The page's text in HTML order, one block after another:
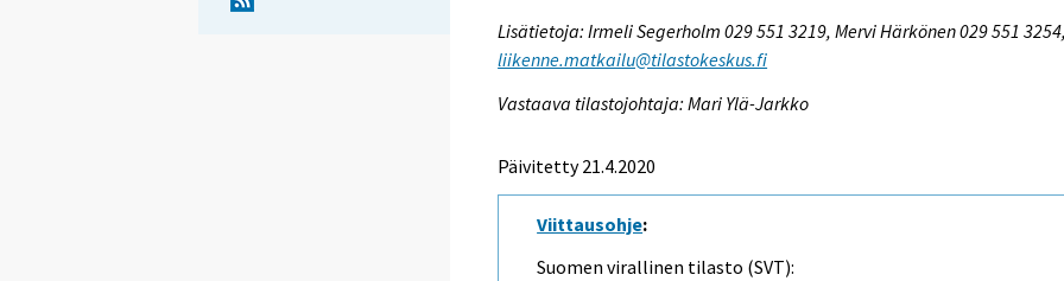
Lisätietoja: Irmeli Segerholm 029 551 3219, Mervi Härkönen 029 551
liikenne.matkailu@tilastokeskus.fi
Vastaava tilastojohtaja: Mari Ylä-Jarkko
Päivitetty 21.4.2020
Viittausohje:
Suomen virallinen tilasto (SVT):